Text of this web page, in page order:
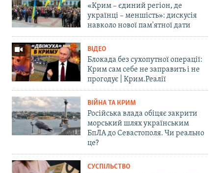
«Крим – єдиний регіон, де
українці – меншість»: дискусія
навколо нової пам'ятної дати
ВІДЕО
Блокада без сухопутної операції:
Крим сам себе не заправить і не
прогодує | Крим.Реалії
ВІЙНА ТА КРИМ
Російська влада обіцяє закрити
морський шлях українським
БпЛА до Севастополя. Чи реально
це?
СУСПІЛЬСТВО